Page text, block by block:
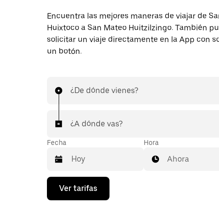
Encuentra las mejores maneras de viajar de
Huixtoco a San Mateo Huitzilzingo. También
solicitar un viaje directamente en la App con
un botón.
¿De dónde vienes?
¿A dónde vas?
Fecha
Presiona
flecha
Hora
Ahora
Ver tarifas